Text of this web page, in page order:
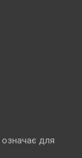
для